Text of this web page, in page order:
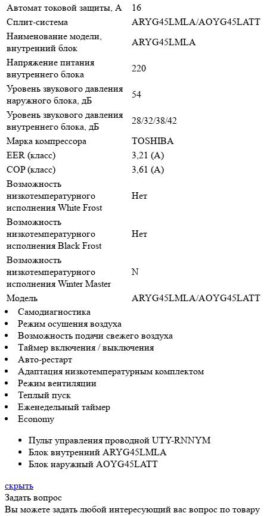
Автомат токовой защиты, A
16
Сплит-система
ARYG45LMLA/AOYG45LATT
Наименование модели,
внутренний блок
ARYG45LMLA
Напряжение питания
внутреннего блока
220
Уровень звукового давления
наружного блока, дБ
54
Уровень звукового давления
внутреннего блока, дБ
28/32/38/42
Марка компрессора
TOSHIBA
EER (класс)
3,21 (A)
COP (класс)
3,61 (A)
Возможность
низкотемпературного
исполнения White Frost
Нет
Возможность
низкотемпературного
исполнения Black Frost
Нет
Возможность
низкотемпературного
исполнения Winter Master
N
Модель
ARYG45LMLA/AOYG45LATT
Самодиагностика
Режим осушения воздуха
Возможность подачи свежего воздуха
Таймер включения / выключения
Авто-рестарт
Адаптация низкотемпературным комплектом
Режим вентиляции
Теплый пуск
Еженедельный таймер
Economy
Пульт управления проводной UTY-RNNYM
Блок внутренний ARYG45LMLA
Блок наружный AOYG45LATT
скрыть
Задать вопрос
Вы можете задать любой интересующий вас вопрос по товару